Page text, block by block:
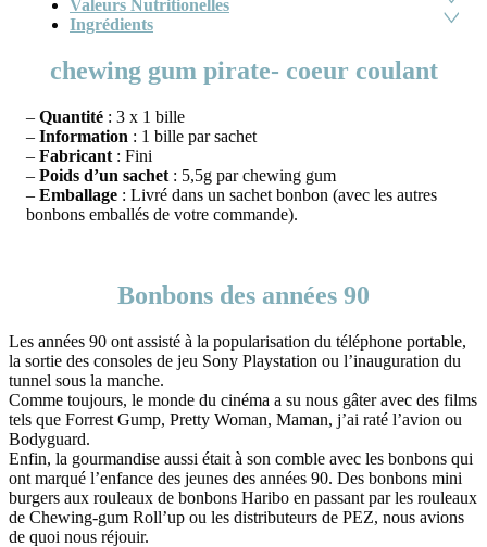
Valeurs Nutritionelles
Ingrédients
chewing gum pirate- coeur coulant
– Quantité : 3 x 1 bille
– Information : 1 bille par sachet
– Fabricant : Fini
– Poids d’un sachet : 5,5g par chewing gum
– Emballage : Livré dans un sachet bonbon (avec les autres
bonbons emballés de votre commande).
Bonbons des années 90
Les années 90 ont assisté à la popularisation du téléphone portable,
la sortie des consoles de jeu Sony Playstation ou l’inauguration du
tunnel sous la manche.
Comme toujours, le monde du cinéma a su nous gâter avec des films
tels que Forrest Gump, Pretty Woman, Maman, j’ai raté l’avion ou
Bodyguard.
Enfin, la gourmandise aussi était à son comble avec les bonbons qui
ont marqué l’enfance des jeunes des années 90. Des bonbons mini
burgers aux rouleaux de bonbons Haribo en passant par les rouleaux
de Chewing-gum Roll’up ou les distributeurs de PEZ, nous avions
de quoi nous réjouir.